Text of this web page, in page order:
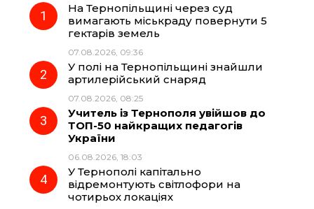
e
o
o
e
r
a
t
p
На Тернопільщині через суд
вимагають міськраду повернути 5
гектарів земель
07.08.2026, 09:36
У полі на Тернопільщині знайшли
артилерійський снаряд
07.08.2026, 08:25
Учитель із Тернополя увійшов до
ТОП-50 найкращих педагогів
України
06.08.2026, 18:03
У Тернополі капітально
відремонтують світлофори на
чотирьох локаціях